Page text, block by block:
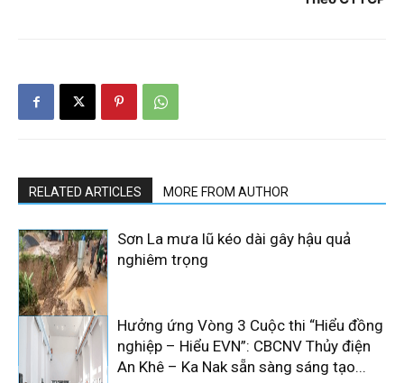
RELATED ARTICLES MORE FROM AUTHOR
Sơn La mưa lũ kéo dài gây hậu quả
nghiêm trọng
Hưởng ứng Vòng 3 Cuộc thi “Hiểu đồng
nghiệp – Hiểu EVN”: CBCNV Thủy điện
An Khê – Ka Nak sẵn sàng sáng tạo...